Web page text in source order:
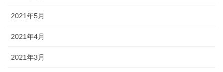
2021年5月
2021年4月
2021年3月